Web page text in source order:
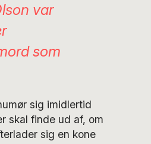
var
som
sig imidlertid
skal finde ud af, om
sig en kone